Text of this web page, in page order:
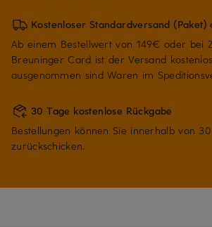
Kostenloser Standardversand (Paket)
Ab einem Bestellwert von 149€ oder bei
Breuninger Card ist der Versand
ausgenommen sind Waren im
30 Tage kostenlose Rückgabe
Bestellungen können Sie innerhalb von
zurückschicken.